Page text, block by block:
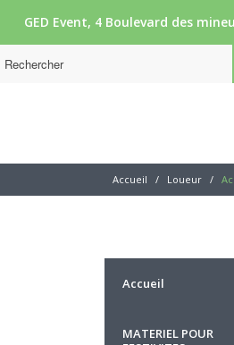
GED Event, 4 Boulevard des
Accueil / Loueur /
Accueil
MATERIEL POUR